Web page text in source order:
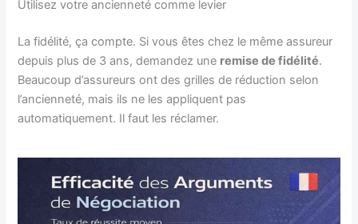
Utilisez votre ancienneté comme levier
La fidélité, ça compte. Si vous êtes chez le même assureur
depuis plus de 3 ans, demandez une remise de fidélité.
Beaucoup d’assureurs ont des grilles de réduction selon
l’ancienneté, mais ils ne les appliquent pas
automatiquement. Il faut les réclamer.